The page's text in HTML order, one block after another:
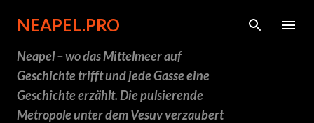
Direkt zum Hauptbereich
NEAPEL.PRO
Neapel – wo das Mittelmeer auf
Geschichte trifft und jede Gasse eine
Geschichte erzählt. Die pulsierende
Metropole unter dem Vesuv verzaubert